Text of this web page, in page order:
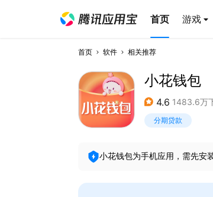
首页 游戏
首页 软件 相关推荐
小花钱包
4.6 1483.6万
分期贷款
小花钱包为手机应用，需先安